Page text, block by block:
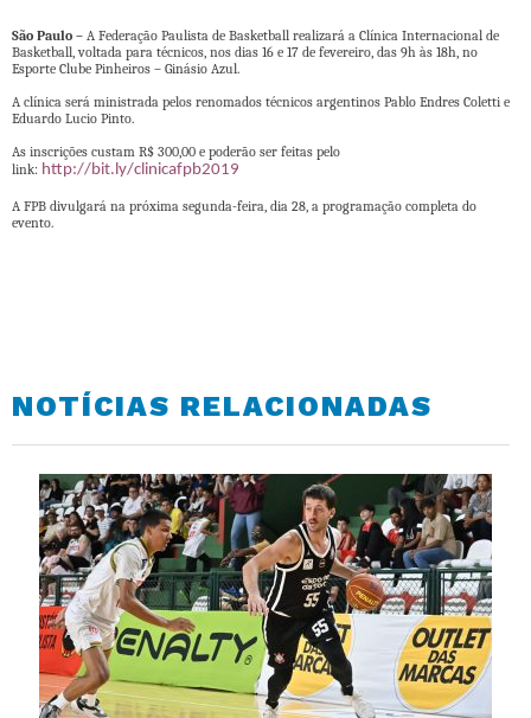
São Paulo – A Federação Paulista de Basketball realizará a Clínica Internacional de
Basketball, voltada para técnicos, nos dias 16 e 17 de fevereiro, das 9h às 18h, no
Esporte Clube Pinheiros – Ginásio Azul.
A clínica será ministrada pelos renomados técnicos argentinos Pablo Endres Coletti e
Eduardo Lucio Pinto.
As inscrições custam R$ 300,00 e poderão ser feitas pelo
link: http://bit.ly/clinicafpb2019
A FPB divulgará na próxima segunda-feira, dia 28, a programação completa do
evento.
NOTÍCIAS RELACIONADAS